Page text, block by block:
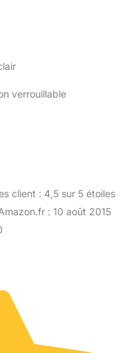
verrouillable
client : 4,5 sur 5 étoiles
: 10 août 2015